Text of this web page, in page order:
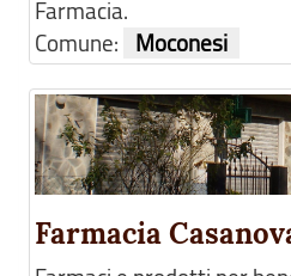
Farmacia.
Comune:
Moconesi
Farmacia